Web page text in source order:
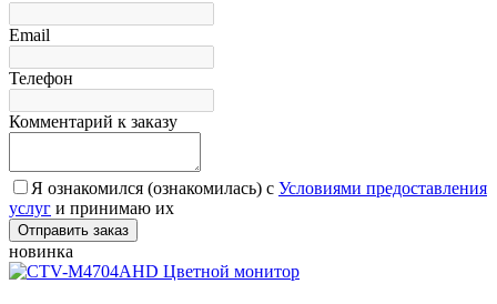
Email
Телефон
Комментарий к заказу
Я ознакомился (ознакомилась) с Условиями предоставления
услуг и принимаю их
новинка